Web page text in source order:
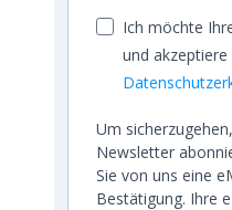
Ich möchte
und akzeptiere
Um
Newsletter
Sie von uns eine
Bestätigung. Ihre